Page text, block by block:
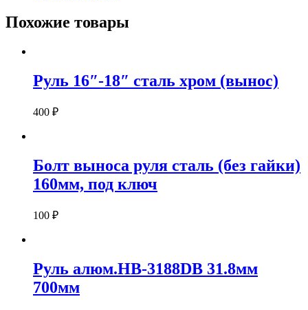
Похожие товары
Руль 16″-18″ сталь хром (вынос)
400 ₽
Болт выноса руля сталь (без гайки)
160мм, под ключ
100 ₽
Руль алюм.HB-3188DB 31.8мм
700мм